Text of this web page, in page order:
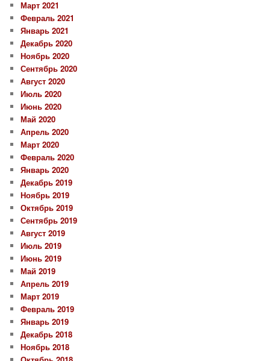
Март 2021
Февраль 2021
Январь 2021
Декабрь 2020
Ноябрь 2020
Сентябрь 2020
Август 2020
Июль 2020
Июнь 2020
Май 2020
Апрель 2020
Март 2020
Февраль 2020
Январь 2020
Декабрь 2019
Ноябрь 2019
Октябрь 2019
Сентябрь 2019
Август 2019
Июль 2019
Июнь 2019
Май 2019
Апрель 2019
Март 2019
Февраль 2019
Январь 2019
Декабрь 2018
Ноябрь 2018